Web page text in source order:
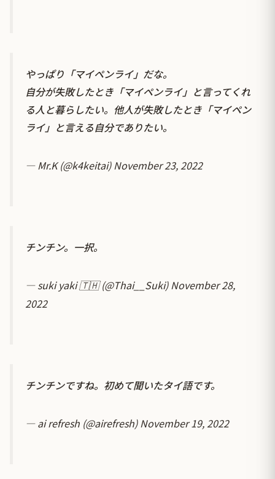
やっぱり「マイペンライ」だな。
自分が失敗したとき「マイペンライ」と言ってくれ
る人と暮らしたい。他人が失敗したとき「マイペン
ライ」と言える自分でありたい。
— Mr.K (@k4keitai) November 23, 2022
チンチン。一択。
— suki yaki 🇹🇭 (@Thai__Suki) November 28,
2022
チンチンですね。初めて聞いたタイ語です。
— ai refresh (@airefresh) November 19, 2022